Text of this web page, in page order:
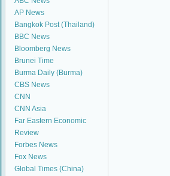
AP News
Bangkok Post (Thailand)
BBC News
Bloomberg News
Brunei Time
Burma Daily (Burma)
CBS News
CNN
CNN Asia
Far Eastern Economic
Review
Forbes News
Fox News
Global Times (China)